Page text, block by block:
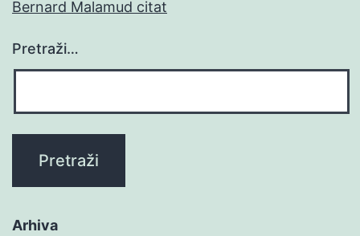
Bernard Malamud citat
Pretraži…
Arhiva